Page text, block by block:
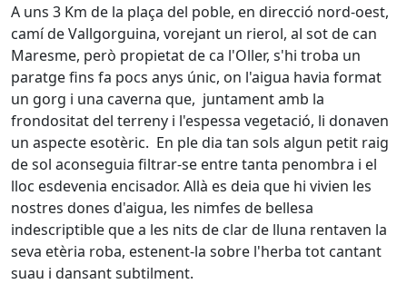
A uns 3 Km de la plaça del poble, en direcció nord-oest,
camí de Vallgorguina, vorejant un rierol, al sot de can
Maresme, però propietat de ca l'Oller, s'hi troba un
paratge fins fa pocs anys únic, on l'aigua havia format
un gorg i una caverna que, juntament amb la
frondositat del terreny i l'espessa vegetació, li donaven
un aspecte esotèric. En ple dia tan sols algun petit raig
de sol aconseguia filtrar-se entre tanta penombra i el
lloc esdevenia encisador. Allà es deia que hi vivien les
nostres dones d'aigua, les nimfes de bellesa
indescriptible que a les nits de clar de lluna rentaven la
seva etèria roba, estenent-la sobre l'herba tot cantant
suau i dansant subtilment.